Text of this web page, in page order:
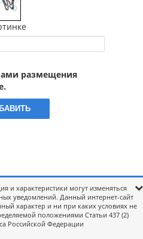
размещения
и характеристики могут изменяться
уведомлений. Данный интернет-сайт
характер и ни при каких условиях не
положениями Статьи 437 (2)
Российской Федерации